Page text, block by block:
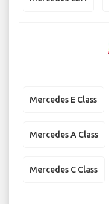
Mercedes E Class
Mercedes A Class
Mercedes C Class